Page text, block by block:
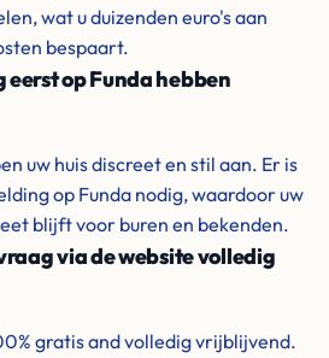
wat u duizenden euro's aan
bespaart.
op Funda hebben
uw huis discreet en stil aan. Er is
op Funda nodig, waardoor uw
blijft voor buren en bekenden.
via de website volledig
gratis and volledig vrijblijvend.